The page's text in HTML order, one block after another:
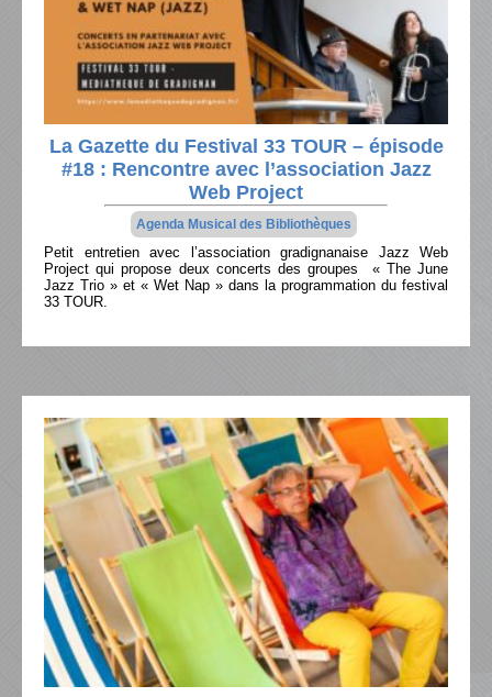
La Gazette du Festival 33 TOUR – épisode
#18 : Rencontre avec l’association Jazz
Web Project
Agenda Musical des Bibliothèques
Petit entretien avec l’association gradignanaise Jazz Web
Project qui propose deux concerts des groupes « The June
Jazz Trio » et « Wet Nap » dans la programmation du festival
33 TOUR.